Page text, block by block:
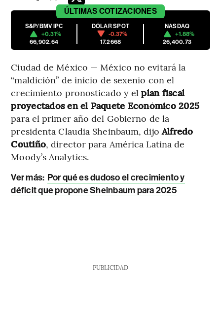
ÚLTIMAS COTIZACIONES
S&P/BMV IPC
+0.31%
66,902.64
DÓLAR SPOT
-0.37%
17.2668
NASDAQ
+1.88%
26,400.73
Ciudad de México — México no evitará la
“maldición” de inicio de sexenio con el
crecimiento pronosticado y elplan fiscal
proyectados en el Paquete Económico 2025
para el primer año del Gobierno de la
presidenta Claudia Sheinbaum, dijoAlfredo
Coutiño, director para América Latina de
Moody’s Analytics.
Ver más: Por qué es dudoso el crecimiento y
déficit que propone Sheinbaum para 2025
PUBLICIDAD